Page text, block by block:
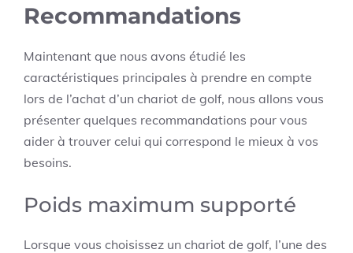
Recommandations
Maintenant que nous avons étudié les
caractéristiques principales à prendre en compte
lors de l’achat d’un chariot de golf, nous allons vous
présenter quelques recommandations pour vous
aider à trouver celui qui correspond le mieux à vos
besoins.
Poids maximum supporté
Lorsque vous choisissez un chariot de golf, l’une des